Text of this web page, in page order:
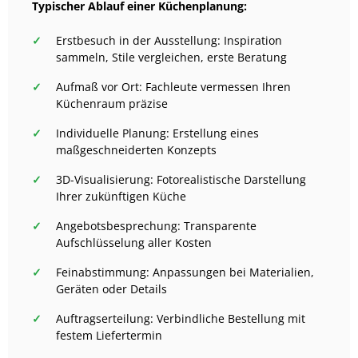
Typischer Ablauf einer Küchenplanung:
Erstbesuch in der Ausstellung: Inspiration
sammeln, Stile vergleichen, erste Beratung
Aufmaß vor Ort: Fachleute vermessen Ihren
Küchenraum präzise
Individuelle Planung: Erstellung eines
maßgeschneiderten Konzepts
3D-Visualisierung: Fotorealistische Darstellung
Ihrer zukünftigen Küche
Angebotsbesprechung: Transparente
Aufschlüsselung aller Kosten
Feinabstimmung: Anpassungen bei Materialien,
Geräten oder Details
Auftragserteilung: Verbindliche Bestellung mit
festem Liefertermin